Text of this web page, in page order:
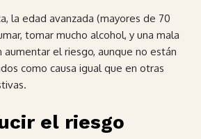
la edad avanzada (mayores de 70
tomar mucho alcohol, y una mala
el riesgo, aunque no están
como causa igual que en otras
el riesgo